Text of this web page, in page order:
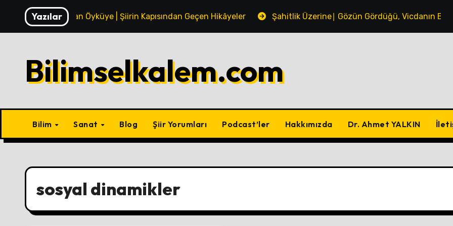
content
YazılarMısradan Öyküye | Şiirin Kapısından Geçen Hikâyeler Şahitlik Üzerine∣ Gözün Gördüğü, Vicdanın
Bilimselkalem.com
Bilim Sanat Blog Şiir Yorumları Podcast’ler Hakkımızda Dr. Ahmet YALKIN
sosyal dinamikler